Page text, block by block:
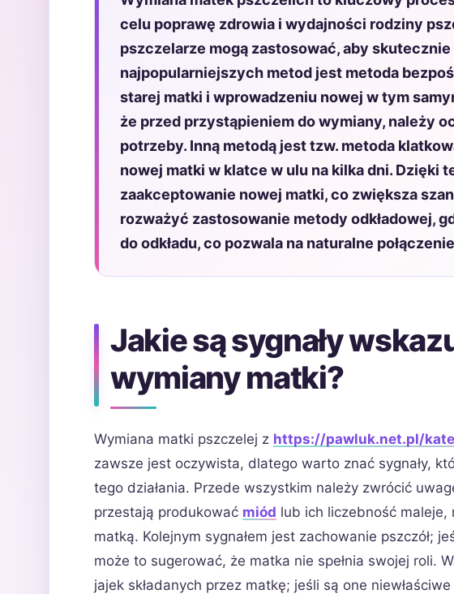
celu poprawę zdrowia i wydajności rodziny
pszczelarze mogą zastosować, aby
najpopularniejszych metod jest metoda
starej matki i wprowadzeniu nowej w tym
że przed przystąpieniem do wymiany, należy
potrzeby. Inną metodą jest tzw. metoda
nowej matki w klatce w ulu na kilka dni. Dzięki
zaakceptowanie nowej matki, co zwiększa
rozważyć zastosowanie metody odkładowej,
do odkładu, co pozwala na naturalne
Jakie są sygnały
wymiany matki?
Wymiana matki pszczelej z https://pawluk.net.pl/
zawsze jest oczywista, dlatego warto znać sygnały,
tego działania. Przede wszystkim należy zwrócić
przestają produkować miód lub ich liczebność
matką. Kolejnym sygnałem jest zachowanie pszczół;
może to sugerować, że matka nie spełnia swojej roli.
jajek składanych przez matkę; jeśli są one